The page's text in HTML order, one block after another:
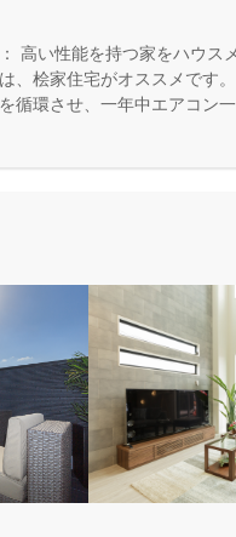
高い性能を持つ家をハウス
、桧家住宅がオススメです
循環させ、一年中エアコン